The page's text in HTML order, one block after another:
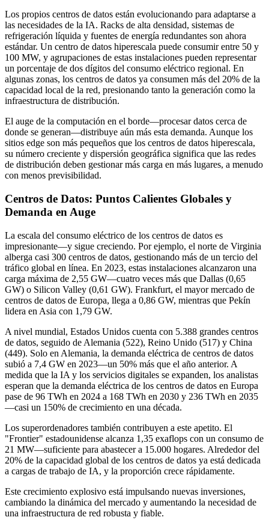
Los propios centros de datos están evolucionando para adaptarse a
las necesidades de la IA. Racks de alta densidad, sistemas de
refrigeración líquida y fuentes de energía redundantes son ahora
estándar. Un centro de datos hiperescala puede consumir entre 50 y
100 MW, y agrupaciones de estas instalaciones pueden representar
un porcentaje de dos dígitos del consumo eléctrico regional. En
algunas zonas, los centros de datos ya consumen más del 20% de la
capacidad local de la red, presionando tanto la generación como la
infraestructura de distribución.
El auge de la computación en el borde—procesar datos cerca de
donde se generan—distribuye aún más esta demanda. Aunque los
sitios edge son más pequeños que los centros de datos hiperescala,
su número creciente y dispersión geográfica significa que las redes
de distribución deben gestionar más carga en más lugares, a menudo
con menos previsibilidad.
Centros de Datos: Puntos Calientes Globales y
Demanda en Auge
La escala del consumo eléctrico de los centros de datos es
impresionante—y sigue creciendo. Por ejemplo, el norte de Virginia
alberga casi 300 centros de datos, gestionando más de un tercio del
tráfico global en línea. En 2023, estas instalaciones alcanzaron una
carga máxima de 2,55 GW—cuatro veces más que Dallas (0,65
GW) o Silicon Valley (0,61 GW). Frankfurt, el mayor mercado de
centros de datos de Europa, llega a 0,86 GW, mientras que Pekín
lidera en Asia con 1,79 GW.
A nivel mundial, Estados Unidos cuenta con 5.388 grandes centros
de datos, seguido de Alemania (522), Reino Unido (517) y China
(449). Solo en Alemania, la demanda eléctrica de centros de datos
subió a 7,4 GW en 2023—un 50% más que el año anterior. A
medida que la IA y los servicios digitales se expanden, los analistas
esperan que la demanda eléctrica de los centros de datos en Europa
pase de 96 TWh en 2024 a 168 TWh en 2030 y 236 TWh en 2035
—casi un 150% de crecimiento en una década.
Los superordenadores también contribuyen a este apetito. El
"Frontier" estadounidense alcanza 1,35 exaflops con un consumo de
21 MW—suficiente para abastecer a 15.000 hogares. Alrededor del
20% de la capacidad global de los centros de datos ya está dedicada
a cargas de trabajo de IA, y la proporción crece rápidamente.
Este crecimiento explosivo está impulsando nuevas inversiones,
cambiando la dinámica del mercado y aumentando la necesidad de
una infraestructura de red robusta y fiable.